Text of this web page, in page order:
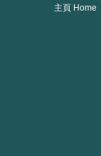
主頁 Home